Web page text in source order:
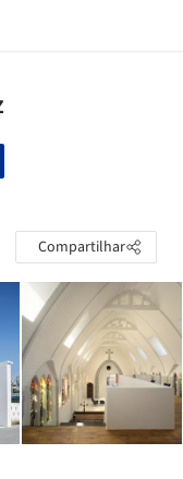
Compartilhar